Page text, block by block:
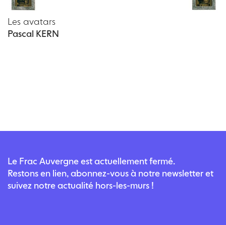
Les avatars
Pascal KERN
Le Frac Auvergne est actuellement fermé.
Restons en lien, abonnez-vous à notre newsletter et
suivez notre actualité hors-les-murs !